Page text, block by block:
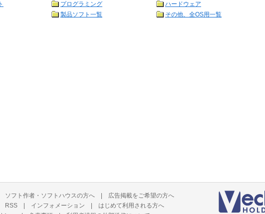
プログラミング
ハードウェア
製品ソフト一覧 その他、全OS用一覧
ソフト作者・ソフトハウスの方へ | 広告掲載をご希望の方へ
RSS | インフォメーション | はじめて利用される方へ